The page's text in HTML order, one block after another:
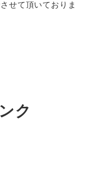
せて頂いておりま
ク